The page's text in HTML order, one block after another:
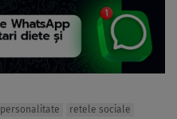
personalitate retele sociale